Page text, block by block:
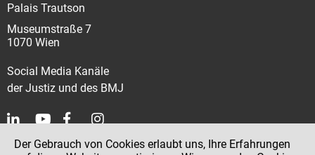
Palais Trautson
Museumstraße 7
1070 Wien
Social Media Kanäle
der Justiz und des BMJ
Kontakt
Der Gebrauch von Cookies erlaubt uns, Ihre Erfahrungen